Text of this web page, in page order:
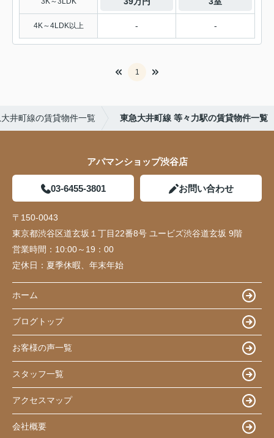
4K～4LDK以上 - -
1
井町線の賃貸物件一覧 東急大井町線 等々力駅の賃貸物件一覧
アパマンショップ渋谷店
03-6455-3801 お問い合わせ
〒150-0043
東京都渋谷区道玄坂１丁目22番8号 ユービズ渋谷道玄坂 9階
営業時間： 10:00～19：00
定休日： 夏季休暇、年末年始
ホーム
ブログトップ
お客様の声一覧
スタッフ一覧
アクセスマップ
会社概要